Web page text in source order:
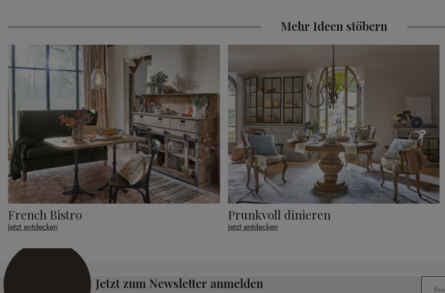
Mehr Ideen stöbern
French Bistro
Jetzt entdecken
Prunkvoll dinieren
Jetzt entdecken
Jetzt zum Newsletter anmelden E-Mail-